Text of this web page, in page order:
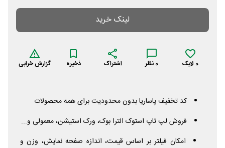
لینک خرید
0 لایک 0 نظر اشتراک ذخیره گزارش خرابی
کد تخفیف پاساریا بدون محدودیت برای همه محصولات
فروش لپ تاپ استوک الترا بوک، ورک استیشن، معمولی و...
امکان فیلتر بر اساس قیمت، اندازه صفحه نمایش، وزن و